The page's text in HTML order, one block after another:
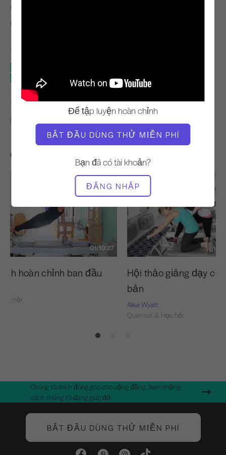
Để tập luyện hoàn chỉnh
BẮT ĐẦU DÙNG THỬ MIỄN PHÍ
Bạn đã có tài khoản?
ĐĂNG NHẬP
GIÁO VIÊN
Cary Regan
THIẾT BỊ CẦN THIẾT
Nhảy ván
TÌM LỚP HỌC TƯƠNG TỰ CHO
Các bài tập khác bạn có thể thích
01:10:27
hoàn chỉnh ban đầu
hỏi
Hội thảo giảng dạy
bản
Alisa Wyatt
Quan sát & Học hỏi
Chúng tôi thích đóng góp cho cộng đồng. Xem những
cách chúng tôi đang giúp đỡ.
BẮT ĐẦU DÙNG THỬ MIỄN PHÍ